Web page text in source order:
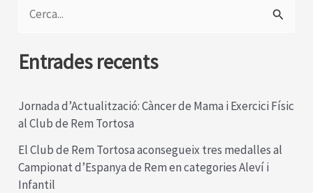
Temporada
25
r
a
:
Entrades recents
Jornada d’Actualització: Càncer de Mama i Exercici Físic
al Club de Rem Tortosa
El Club de Rem Tortosa aconsegueix tres medalles al
Campionat d’Espanya de Rem en categories Aleví i
Infantil